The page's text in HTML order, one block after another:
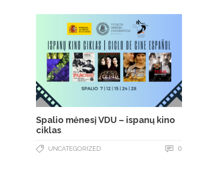
Spalio mėnesį VDU – ispanų kino
ciklas
UNCATEGORIZED 0